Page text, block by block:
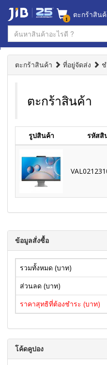
1 ตะกร้าสิน
ตะกร้าสินค้า ที่อยู่จัดส่ง
ตะกร้าสินค้า
รูปสินค้า รหัสสิ
ข้อมูลสั่งซื้อ
รวมทั้งหมด (บาท)
ส่วนลด (บาท)
ราคาสุทธิที่ต้องชำระ (บาท)
โค้ดคูปอง